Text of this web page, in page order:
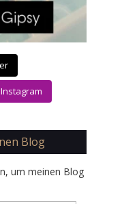
Blog
um meinen Blog